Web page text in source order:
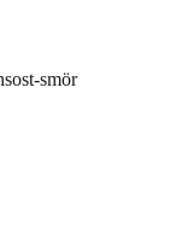
smör